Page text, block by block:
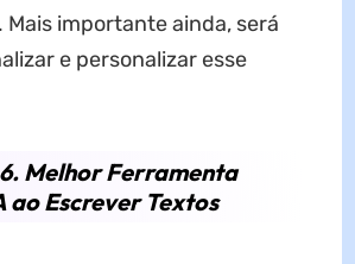
importante ainda, será
e personalizar esse
Melhor Ferramenta
ao Escrever Textos